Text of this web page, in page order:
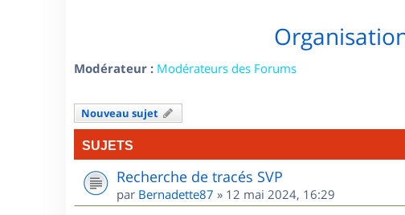
Modérateur : Modérateurs des Forums
Nouveau sujet
SUJETS
Recherche de tracés SVP
par Bernadette87 » 12 mai 2024, 16:29